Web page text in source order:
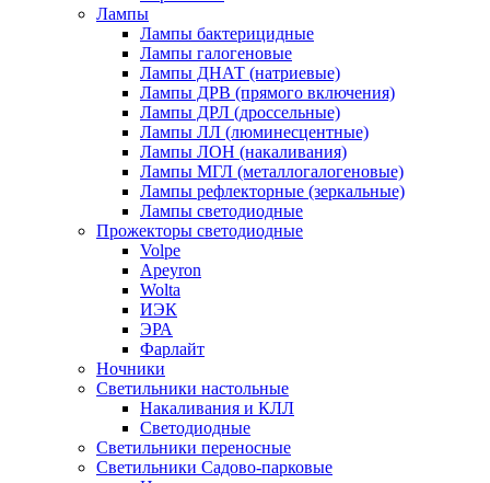
Лампы
Лампы бактерицидные
Лампы галогеновые
Лампы ДНАТ (натриевые)
Лампы ДРВ (прямого включения)
Лампы ДРЛ (дроссельные)
Лампы ЛЛ (люминесцентные)
Лампы ЛОН (накаливания)
Лампы МГЛ (металлогалогеновые)
Лампы рефлекторные (зеркальные)
Лампы светодиодные
Прожекторы светодиодные
Volpe
Apeyron
Wolta
ИЭК
ЭРА
Фарлайт
Ночники
Светильники настольные
Накаливания и КЛЛ
Светодиодные
Светильники переносные
Светильники Садово-парковые